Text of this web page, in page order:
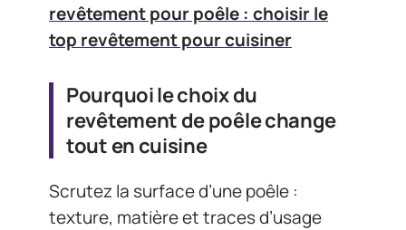
revêtement pour poêle : choisir le
top revêtement pour cuisiner
Pourquoi le choix du
revêtement de poêle change
tout en cuisine
Scrutez la surface d’une poêle :
texture, matière et traces d’usage